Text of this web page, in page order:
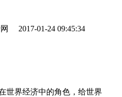
2017-01-24 09:45:34
世界经济中的角色，给世界